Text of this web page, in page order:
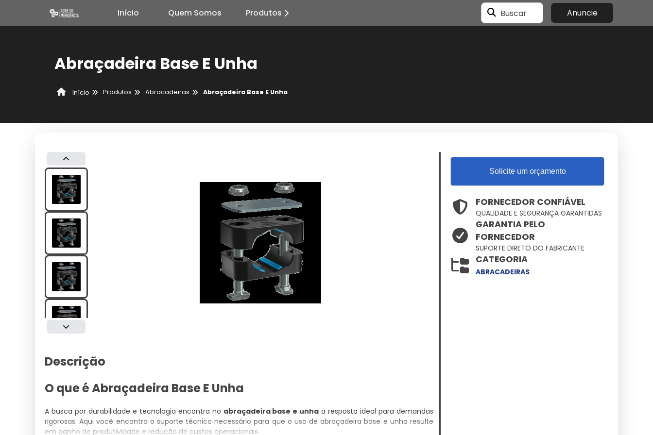
Início Quem Somos Produtos Buscar Anuncie
Abraçadeira Base E Unha
Início Produtos Abracadeiras Abraçadeira Base E Unha
Descrição
O que é Abraçadeira Base E Unha
A busca por durabilidade e tecnologia encontra no abraçadeira base e unha a resposta ideal para demandas
rigorosas. Aqui você encontra o suporte técnico necessário para que o uso de abraçadeira base e unha resulte
em ganho de produtividade e redução de custos operacionais.
Solicite um orçamento
FORNECEDOR CONFIÁVEL
QUALIDADE E SEGURANÇA GARANTIDAS
GARANTIA PELO
FORNECEDOR
SUPORTE DIRETO DO FABRICANTE
CATEGORIA
ABRACADEIRAS